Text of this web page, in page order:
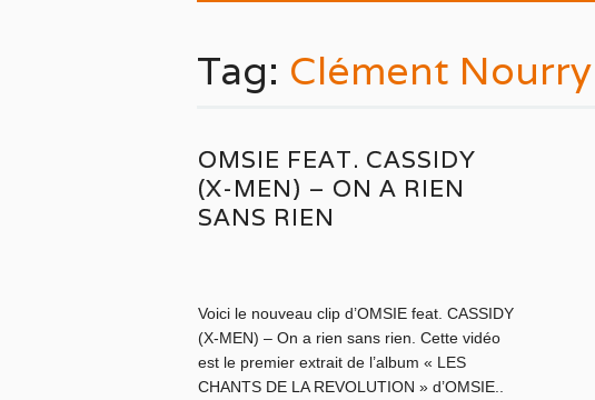
Tag: Clément Nourry
OMSIE FEAT. CASSIDY
(X-MEN) – ON A RIEN
SANS RIEN
Voici le nouveau clip d’OMSIE feat. CASSIDY
(X-MEN) – On a rien sans rien. Cette vidéo
est le premier extrait de l’album « LES
CHANTS DE LA REVOLUTION » d’OMSIE..